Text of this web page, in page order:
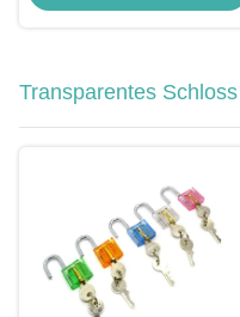
Transparentes Schloss